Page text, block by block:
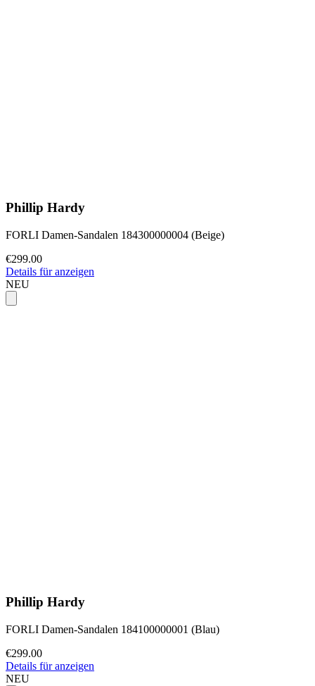
Phillip Hardy
FORLI Damen-Sandalen 184300000004 (Beige)
€299.00
Details für anzeigen
NEU
Phillip Hardy
FORLI Damen-Sandalen 184100000001 (Blau)
€299.00
Details für anzeigen
NEU